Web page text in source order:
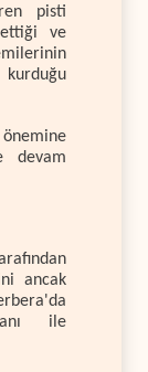
pisti
ve
devam
ancak
ile